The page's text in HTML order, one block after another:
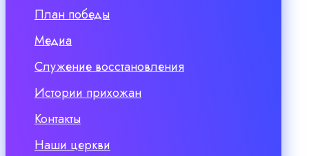
План победы
Медиа
Служение восстановления
Истории прихожан
Контакты
Наши церкви